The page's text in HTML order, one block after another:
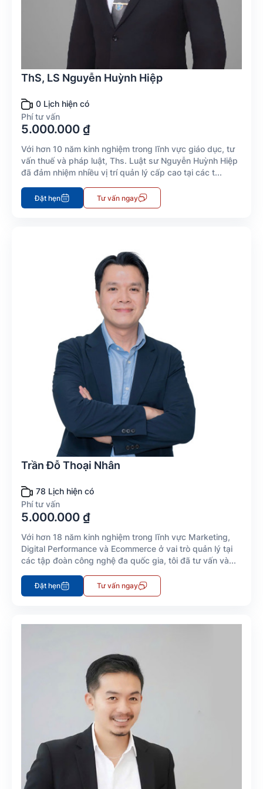
ThS, LS Nguyễn Huỳnh Hiệp
0 Lịch hiện có
Phí tư vấn
5.000.000 ₫
Với hơn 10 năm kinh nghiệm trong lĩnh vực giáo dục, tư
vấn thuế và pháp luật, Ths. Luật sư Nguyễn Huỳnh Hiệp
đã đảm nhiệm nhiều vị trí quản lý cấp cao tại các t...
Đặt hẹn Tư vấn ngay
Trần Đỗ Thoại Nhân
78 Lịch hiện có
Phí tư vấn
5.000.000 ₫
Với hơn 18 năm kinh nghiệm trong lĩnh vực Marketing,
Digital Performance và Ecommerce ở vai trò quản lý tại
các tập đoàn công nghệ đa quốc gia, tôi đã tư vấn và...
Đặt hẹn Tư vấn ngay